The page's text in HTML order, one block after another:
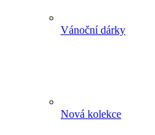
Vánoční dárky
Nová kolekce